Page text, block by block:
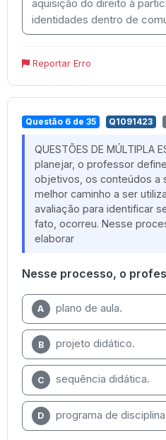
aquisição do direito à
identidades dentro de
Reportar Erro
Questão 6 de 35 Q1091423
QUESTÕES DE MÚLTIPLA
planejar, o professor
objetivos, os conteúdos a
melhor caminho a ser
avaliação para identificar
fato, ocorreu. Nesse
elaborar
Nesse processo, o
A plano de aula.
B projeto didático.
C sequência didática.
D programa de